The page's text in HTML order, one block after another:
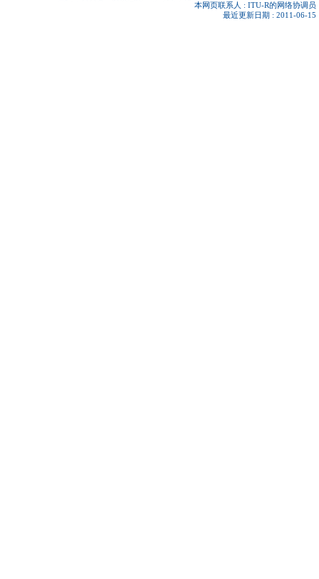
本网页联系人 : ITU-R的网络协调员
最近更新日期 : 2011-06-15